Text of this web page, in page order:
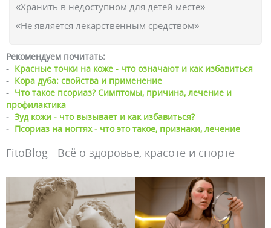
«Хранить в недоступном для детей месте»
«Не является лекарственным средством»
Рекомендуем почитать:
- Красные точки на коже - что означают и как избавиться
- Кора дуба: свойства и применение
- Что такое псориаз? Симптомы, причина, лечение и
профилактика
- Зуд кожи - что вызывает и как избавиться?
- Псориаз на ногтях - что это такое, признаки, лечение
FitoBlog - Всё о здоровье, красоте и спорте